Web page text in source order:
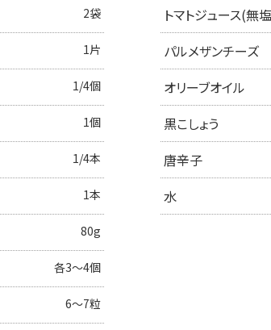
2袋
1片
1/4個
1個
1/4本
1本
80g
各3〜4個
6～7粒
トマトジュース(無
パルメザンチーズ
オリーブオイル
黒こしょう
唐辛子
水